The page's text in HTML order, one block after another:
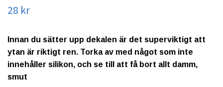
28 kr
Innan du sätter upp dekalen är det superviktigt att
ytan är riktigt ren. Torka av med något som inte
innehåller silikon, och se till att få bort allt damm,
smut